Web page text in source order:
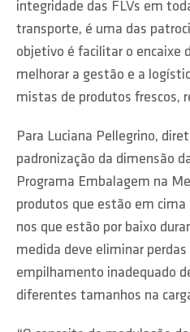
integridade das FLVs em
transporte, é uma das
objetivo é facilitar o encaixe
melhorar a gestão e a
mistas de produtos frescos,
Para Luciana Pellegrino,
padronização da dimensão
Programa Embalagem na
produtos que estão em
nos que estão por baixo
medida deve eliminar
empilhamento inadequado
diferentes tamanhos na